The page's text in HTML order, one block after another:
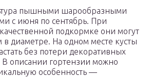
пышными шарообразными
с июня по сентябрь. При
подкормке они могут
в диаметре. На одном месте кусты
без потери декоративных
В описании гортензии можно
особенность —